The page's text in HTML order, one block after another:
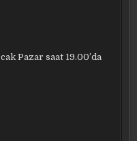
Pazar saat 19.00’da